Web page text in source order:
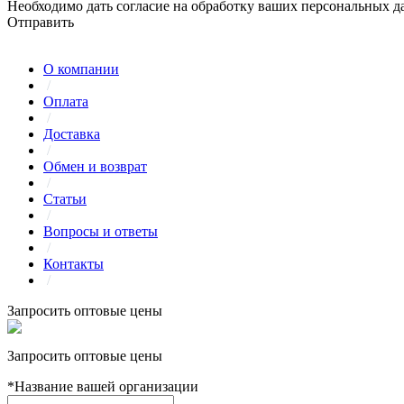
Необходимо дать согласие на обработку ваших персональных
Отправить
О компании
/
Оплата
/
Доставка
/
Обмен и возврат
/
Статьи
/
Вопросы и ответы
/
Контакты
/
Запросить оптовые цены
Запросить оптовые цены
*Название вашей организации